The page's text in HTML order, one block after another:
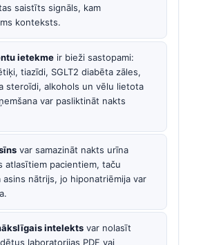
saistīts signāls, kam
konteksts.
ietekme ir bieži sastopami:
tiazīdi, SGLT2 diabēta zāles,
steroīdi, alkohols un vēlu lietota
var pasliktināt nakts
var samazināt nakts urīna
atlasītiem pacientiem, taču
asins nātrijs, jo hiponatriēmija var
intelekts var nolasīt
laboratorijas PDF vai